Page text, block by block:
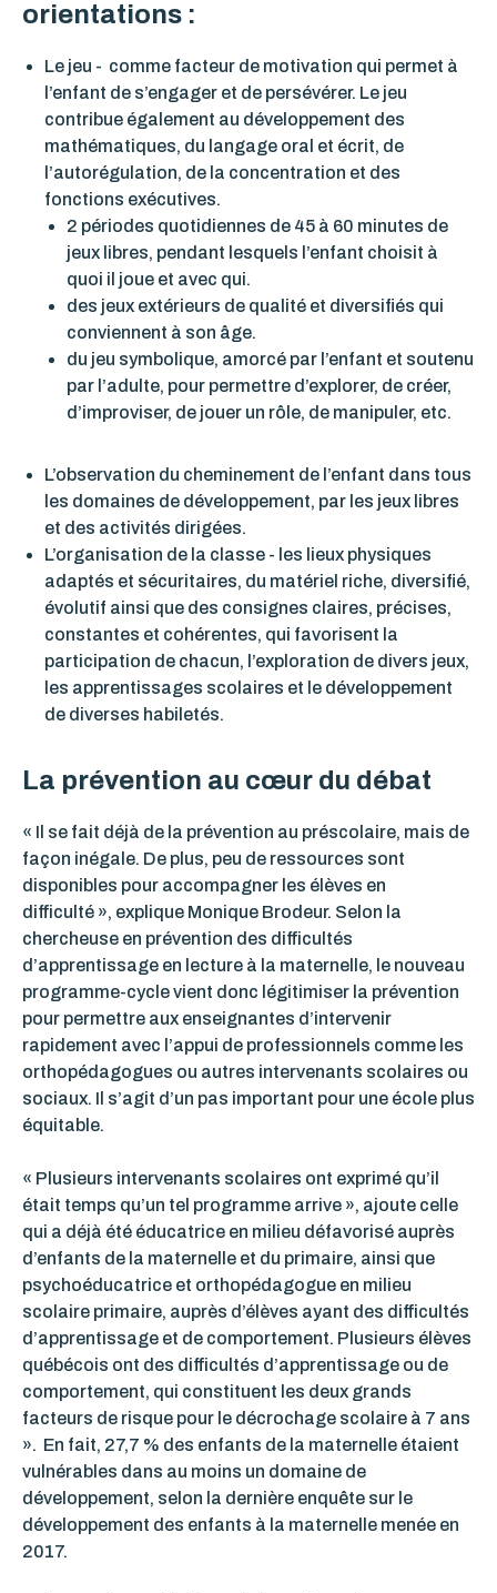
orientations :
Le jeu - comme facteur de motivation qui permet à
l’enfant de s’engager et de persévérer. Le jeu
contribue également au développement des
mathématiques, du langage oral et écrit, de
l’autorégulation, de la concentration et des
fonctions exécutives.
2 périodes quotidiennes de 45 à 60 minutes de
jeux libres, pendant lesquels l’enfant choisit à
quoi il joue et avec qui.
des jeux extérieurs de qualité et diversifiés qui
conviennent à son âge.
du jeu symbolique, amorcé par l’enfant et soutenu
par l’adulte, pour permettre d’explorer, de créer,
d’improviser, de jouer un rôle, de manipuler, etc.
L’observation du cheminement de l’enfant dans tous
les domaines de développement, par les jeux libres
et des activités dirigées.
L’organisation de la classe - les lieux physiques
adaptés et sécuritaires, du matériel riche, diversifié,
évolutif ainsi que des consignes claires, précises,
constantes et cohérentes, qui favorisent la
participation de chacun, l’exploration de divers jeux,
les apprentissages scolaires et le développement
de diverses habiletés.
La prévention au cœur du débat
« Il se fait déjà de la prévention au préscolaire, mais de
façon inégale. De plus, peu de ressources sont
disponibles pour accompagner les élèves en
difficulté », explique Monique Brodeur. Selon la
chercheuse en prévention des difficultés
d’apprentissage en lecture à la maternelle, le nouveau
programme-cycle vient donc légitimiser la prévention
pour permettre aux enseignantes d’intervenir
rapidement avec l’appui de professionnels comme les
orthopédagogues ou autres intervenants scolaires ou
sociaux. Il s’agit d’un pas important pour une école plus
équitable.
« Plusieurs intervenants scolaires ont exprimé qu’il
était temps qu’un tel programme arrive », ajoute celle
qui a déjà été éducatrice en milieu défavorisé auprès
d’enfants de la maternelle et du primaire, ainsi que
psychoéducatrice et orthopédagogue en milieu
scolaire primaire, auprès d’élèves ayant des difficultés
d’apprentissage et de comportement. Plusieurs élèves
québécois ont des difficultés d’apprentissage ou de
comportement, qui constituent les deux grands
facteurs de risque pour le décrochage scolaire à 7 ans
». En fait, 27,7 % des enfants de la maternelle étaient
vulnérables dans au moins un domaine de
développement, selon la dernière enquête sur le
développement des enfants à la maternelle menée en
2017.